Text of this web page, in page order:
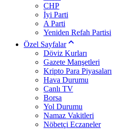
CHP
İyi Parti
A Parti
Yeniden Refah Partisi
Özel Sayfalar
Döviz Kurları
Gazete Manşetleri
Kripto Para Piyasaları
Hava Durumu
Canlı TV
Borsa
Yol Durumu
Namaz Vakitleri
Nöbetçi Eczaneler